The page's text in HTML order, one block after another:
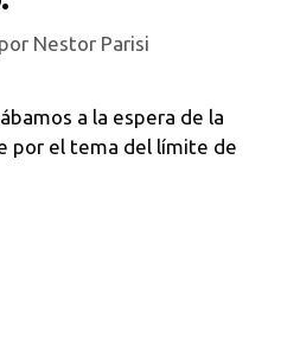
por Nestor Parisi
a la espera de la
por el tema del límite de